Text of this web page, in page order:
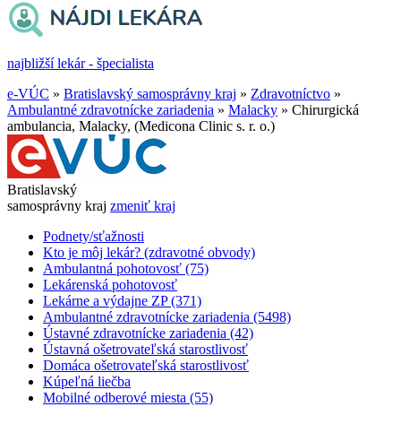
najbližší lekár - špecialista
e-VÚC » Bratislavský samosprávny kraj » Zdravotníctvo »
Ambulantné zdravotnícke zariadenia » Malacky » Chirurgická
ambulancia, Malacky, (Medicona Clinic s. r. o.)
Bratislavský
samosprávny kraj zmeniť kraj
Podnety/sťažnosti
Kto je môj lekár? (zdravotné obvody)
Ambulantná pohotovosť (75)
Lekárenská pohotovosť
Lekárne a výdajne ZP (371)
Ambulantné zdravotnícke zariadenia (5498)
Ústavné zdravotnícke zariadenia (42)
Ústavná ošetrovateľská starostlivosť
Domáca ošetrovateľská starostlivosť
Kúpeľná liečba
Mobilné odberové miesta (55)